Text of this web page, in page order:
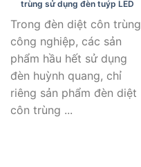
trùng sử dụng đèn tuýp LED
Trong đèn diệt côn trùng
công nghiệp, các sản
phẩm hầu hết sử dụng
đèn huỳnh quang, chỉ
riêng sản phẩm đèn diệt
côn trùng ...